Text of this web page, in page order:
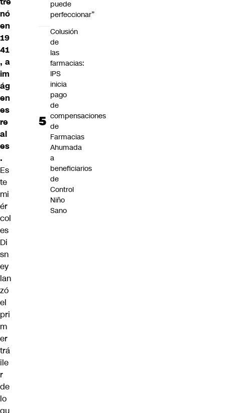
nó
en
19
41
, a
im
ág
en
es
re
al
es
.
Es
te
mi
ér
col
es
Di
sn
ey
lan
zó
el
pri
m
er
trá
ile
r
de
lo
qu
puede
perfeccionar”
Colusión
de
las
farmacias:
IPS
inicia
pago
de
compensaciones
de
Farmacias
Ahumada
a
beneficiarios
de
Control
Niño
Sano